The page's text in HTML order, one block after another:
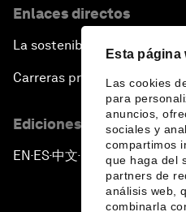
Esta
Las cookies
para
anuncios,
sociales y
compartimos
que haga del
partners de
análisis web,
combinarla
Enlaces directos
La sostenibilidad en el Foro
Carreras profesionales
Ediciones en otros
EN ▪ES▪中文▪ 日本語